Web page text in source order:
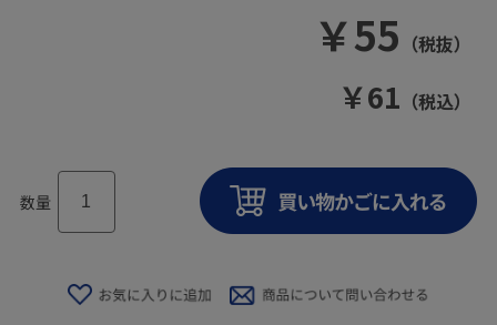
￥55 （税抜）
￥61 （税込）
数量